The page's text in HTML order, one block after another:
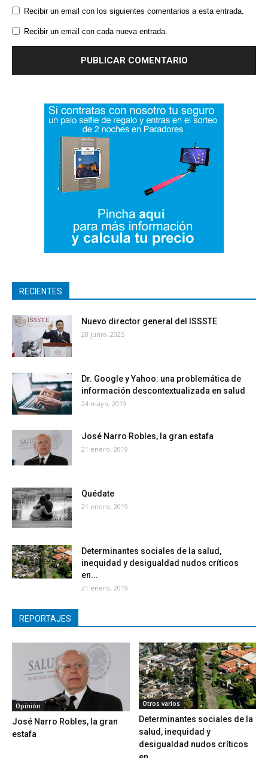
Recibir un email con los siguientes comentarios a esta entrada.
Recibir un email con cada nueva entrada.
RECIENTES
Nuevo director general del ISSSTE
28 junio, 2025
Dr. Google y Yahoo: una problemática de
información descontextualizada en salud
24 mayo, 2019
José Narro Robles, la gran estafa
21 enero, 2019
Quédate
21 enero, 2019
Determinantes sociales de la salud,
inequidad y desigualdad nudos críticos
en...
21 enero, 2019
REPORTAJES
Opinión
José Narro Robles, la gran
estafa
Otros varios
Determinantes sociales de la
salud, inequidad y
desigualdad nudos críticos